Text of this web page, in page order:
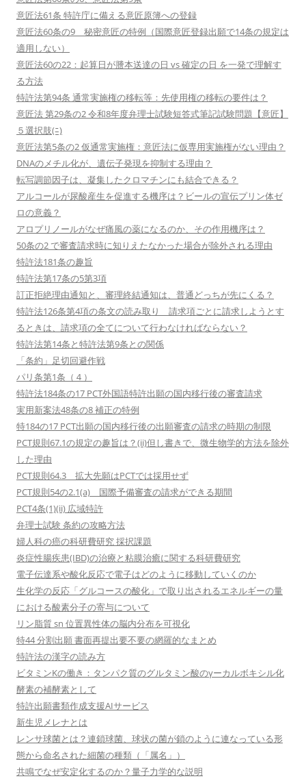
意匠法61条 特許庁に備える意匠原簿への登録
意匠法60条の9 秘密意匠の特例（国際意匠登録出願で14条の規定は
適用しない）
意匠法60の22：起算日が謄本送達の日 vs 確定の日 を一発で理解す
る方法
特許法第94条 通常実施権の移転等：先使用権の移転の要件は？
意匠法 第29条の2 令和8年度弁理士試験短答式筆記試験問題【意匠】
５選択肢(ﾆ)
意匠法第5条の2 仮通常実施権：意匠法に仮専用実施権がない理由？
DNAのメチル化が、遺伝子発現を抑制する理由？
転写調節因子は、凝集したクロマチンにも結合できる？
アルコールが尿酸産生を促進する機序は？ビールの宣伝プリン体ゼ
ロの意義？
アロプリノールがなぜ痛風の薬になるのか、その作用機序は？
50条の2 で審査請求時に知りえたなかった場合が除外される理由
特許法181条の趣旨
特許法第17条の5第3項
訂正拒絶理由通知と、審理終結通知は、普通どっちが先にくる？
特許法126条第4項の条文の読み取り 請求項ごとに請求しようとす
るときは、請求項の全てについて行わなければならない？
特許法第14条と特許法第9条との関係
「条約」足切回避作戦
パリ条第1条（４）
特許法184条の17 PCT外国語特許出願の国内移行後の審査請求
実用新案法48条の8 補正の特例
特184の17 PCT出願の国内移行後の出願審査の請求の時期の制限
PCT規則67.1の規定の趣旨は？(ii)但し書きで、微生物学的方法を除外
した理由
PCT規則64.3 拡大先願はPCTでは採用せず
PCT規則54の2.1(a) 国際予備審査の請求ができる期間
PCT4条(1)(ii) 広域特許
弁理士試験 条約の攻略方法
婦人科の癌の科研費研究 採択課題
炎症性腸疾患(IBD)の治療と粘膜治癒に関する科研費研究
電子伝達系や酸化反応で電子はどのように移動していくのか
生化学の反応「グルコースの酸化」で取り出されるエネルギーの量
における酸素分子の寄与について
リン脂質 sn 位置異性体の脳内分布を可視化
特44 分割出願 書面再提出要不要の網羅的なまとめ
特許法の漢字の読み方
ビタミンKの働き：タンパク質のグルタミン酸のγーカルボキシル化
酵素の補酵素として
特許出願書類作成支援AIサービス
新生児メレナとは
レンサ球菌とは？連鎖球菌、球状の菌が鎖のように連なっている形
態から命名された細菌の種類（「属名」）
共鳴でなぜ安定化するのか？量子力学的な説明